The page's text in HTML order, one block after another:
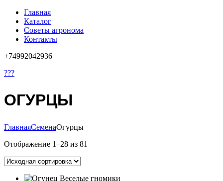
Главная
Каталог
Советы агронома
Контакты
+74992042936
???
ОГУРЦЫ
ГлавнаяСеменаОгурцы
Отображение 1–28 из 81